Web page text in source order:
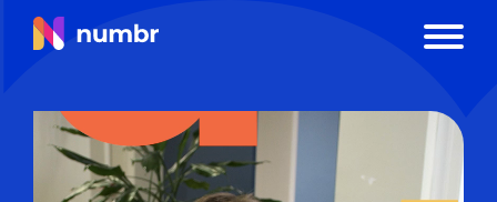
Blog Expertise-comptable